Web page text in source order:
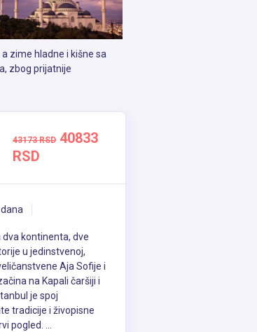
zime hladne i kišne sa
zbog prijatnije
je široko dostupna i
nacionalno piće raki,
provoda u Evropi sa
trgovati u turskoj valuti -
strategija je da uzmete
novca u
43173 RSD40833
RSD
dva kontinenta, dve
u jedinstvenoj,
Aja Sofije i
na Kapali čaršiji i
je spoj
tradicije i živopisne
pogled. ...